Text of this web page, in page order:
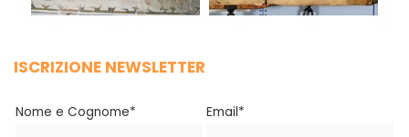
ISCRIZIONE NEWSLETTER
Nome e Cognome* Email*